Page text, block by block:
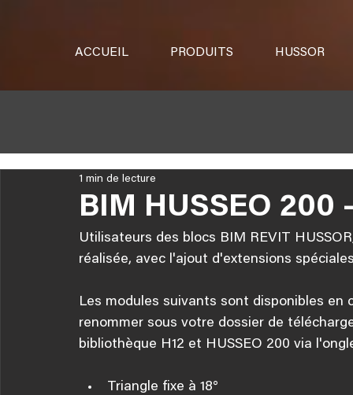
ACCUEIL PRODUITS HUSSOR
BIM HUSSEO 200
1 min de lecture
Utilisateurs des blocs BIM REVIT
réalisée, avec l'ajout d'extensions
Les modules suivants sont disponibles
renommer sous votre dossier de
bibliothèque H12 et HUSSEO 200 via
Triangle fixe à 18°